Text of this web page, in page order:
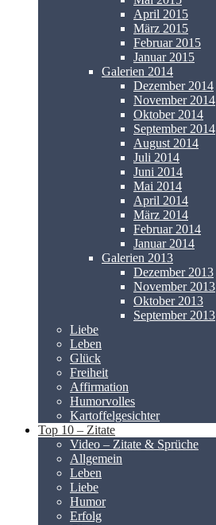
April 2015
März 2015
Februar 2015
Januar 2015
Galerien 2014
Dezember 2014
November 2014
Oktober 2014
September 2014
August 2014
Juli 2014
Juni 2014
Mai 2014
April 2014
März 2014
Februar 2014
Januar 2014
Galerien 2013
Dezember 2013
November 2013
Oktober 2013
September 2013
Liebe
Leben
Glück
Freiheit
Affirmation
Humorvolles
Kartoffelgesichter
Top 10 – Zitate
Video – Zitate & Sprüche
Allgemein
Leben
Liebe
Humor
Erfolg